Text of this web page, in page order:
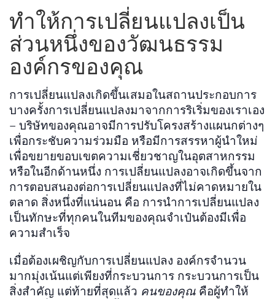
ทำให้การเปลี่ยนแปลงเป็น
ส่วนหนึ่งของวัฒนธรรม
องค์กรของคุณ
การเปลี่ยนแปลงเกิดขึ้นเสมอในสถานประกอบการ
บางครั้งการเปลี่ยนแปลงมาจากการริเริ่มของเราเอง
– บริษัทของคุณอาจมีการปรับโครงสร้างแผนกต่างๆ
เพื่อกระชับความร่วมมือ หรือมีการสรรหาผู้นำใหม่
เพื่อขยายขอบเขตความเชี่ยวชาญในอุตสาหกรรม
หรือในอีกด้านหนึ่ง การเปลี่ยนแปลงอาจเกิดขึ้นจาก
การตอบสนองต่อการเปลี่ยนแปลงที่ไม่คาดหมายใน
ตลาด สิ่งหนึ่งที่แน่นอน คือ การนำการเปลี่ยนแปลง
เป็นทักษะที่ทุกคนในทีมของคุณจำเป๋นต้องมีเพื่อ
ความสำเร็จ
เมื่อต้องเผชิญกับการเปลี่ยนแปลง องค์กรจำนวน
มากมุ่งเน้นแต่เพียงที่กระบวนการ กระบวนการเป็น
สิ่งสำคัญ แต่ท้ายที่สุดแล้ว คนของคุณ คือผู้ทำให้